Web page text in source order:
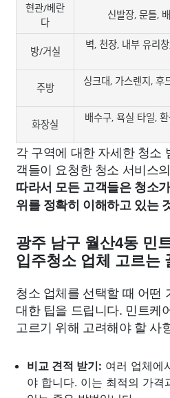
현관/베란
다
신발장, 문틀,
방/거실
벽, 천장, 내부 유리
주방
싱크대, 가스렌지, 후
화장실
배수구, 욕실 타일,
각 구역에 대한 자세한 청소
객들이 요청한 청소 서비스
따라서 모든 고객들은 청소
위를 정확히 이해하고 있는
광주 남구 월산4동 민
입주청소 업체 고르는
청소 업체를 선택할 때 어떤
대한 팁을 드립니다. 민트케
고르기 위해 고려해야 할 사
비교 견적 받기: 여러 업체에
야 합니다. 이는 최적의 가격